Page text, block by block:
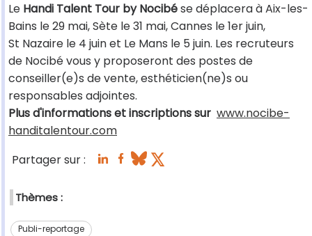
Le Handi Talent Tour by Nocibése déplacera à Aix-les-
Bains le 29 mai, Sète le 31 mai, Cannes le 1er juin,
St Nazaire le 4 juin et Le Mans le 5 juin. Les recruteurs
de Nocibé vous y proposeront des postes de
conseiller(e)s de vente, esthéticien(ne)s ou
responsables adjointes.
Plus d'informations et inscriptions sur www.nocibe-
handitalentour.com
Partager sur :
Thèmes :
Publi-reportage